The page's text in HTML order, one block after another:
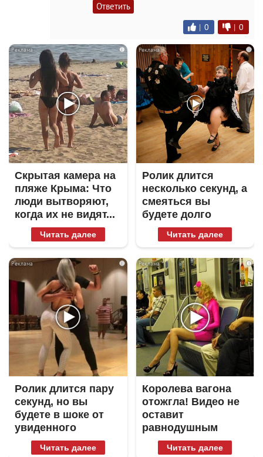
Ответить
| 0 | 0
i
Скрытая камера на
пляже Крыма: Что
люди вытворяют,
когда их не видят...
Читать далее
i
Ролик длится
несколько секунд, а
смеяться вы
будете долго
Читать далее
i
Ролик длится пару
секунд, но вы
будете в шоке от
увиденного
Читать далее
i
Королева вагона
отожгла! Видео не
оставит
равнодушным
Читать далее